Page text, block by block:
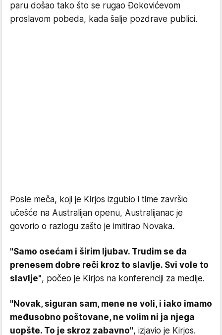
paru došao tako što se rugao Đokovićevom
proslavom pobeda, kada šalje pozdrave publici.
Posle meča, koji je Kirjos izgubio i time završio
učešće na Australijan openu, Australijanac je
govorio o razlogu zašto je imitirao Novaka.
"Samo osećam i širim ljubav. Trudim se da
prenesem dobre reči kroz to slavlje. Svi vole to
slavlje", počeo je Kirjos na konferenciji za medije.
"Novak, siguran sam, mene ne voli, i iako imamo
međusobno poštovane, ne volim ni ja njega
uopšte. To je skroz zabavno", izjavio je Kirjos.